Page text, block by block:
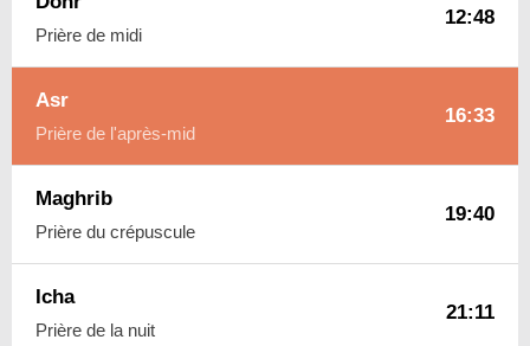
Prière de midi
12:48
Asr
Prière de l'après-mid
16:33
Maghrib
Prière du crépuscule
19:40
Icha
Prière de la nuit
21:11